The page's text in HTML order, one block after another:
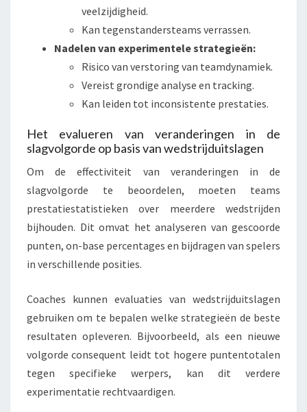
veelzijdigheid.
Kan tegenstandersteams verrassen.
Nadelen van experimentele strategieën:
Risico van verstoring van teamdynamiek.
Vereist grondige analyse en tracking.
Kan leiden tot inconsistente prestaties.
Het evalueren van veranderingen in de
slagvolgorde op basis van wedstrijduitslagen
Om de effectiviteit van veranderingen in de
slagvolgorde te beoordelen, moeten teams
prestatiestatistieken over meerdere wedstrijden
bijhouden. Dit omvat het analyseren van gescoorde
punten, on-base percentages en bijdragen van spelers
in verschillende posities.
Coaches kunnen evaluaties van wedstrijduitslagen
gebruiken om te bepalen welke strategieën de beste
resultaten opleveren. Bijvoorbeeld, als een nieuwe
volgorde consequent leidt tot hogere puntentotalen
tegen specifieke werpers, kan dit verdere
experimentatie rechtvaardigen.